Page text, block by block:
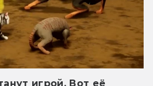
игрой. Вот её